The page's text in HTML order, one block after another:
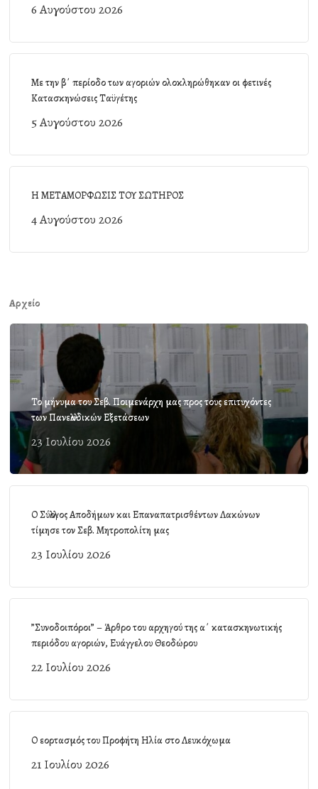
6 Αυγούστου 2026
Με την β΄ περίοδο των αγοριών ολοκληρώθηκαν οι φετινές
Κατασκηνώσεις Ταϋγέτης
5 Αυγούστου 2026
Η ΜΕΤΑΜΟΡΦΩΣΙΣ ΤΟΥ ΣΩΤΗΡΟΣ
4 Αυγούστου 2026
Αρχείο
Το μήνυμα του Σεβ. Ποιμενάρχη μας προς τους επιτυχόντες
των Πανελλαδικών Εξετάσεων
23 Ιουλίου 2026
Ο Σύλλογος Αποδήμων και Επαναπατρισθέντων Λακώνων
τίμησε τον Σεβ. Μητροπολίτη μας
23 Ιουλίου 2026
”Συνοδοιπόροι” – Άρθρο του αρχηγού της α΄ κατασκηνωτικής
περιόδου αγοριών, Ευάγγελου Θεοδώρου
22 Ιουλίου 2026
Ο εορτασμός του Προφήτη Ηλία στο Λευκόχωμα
21 Ιουλίου 2026